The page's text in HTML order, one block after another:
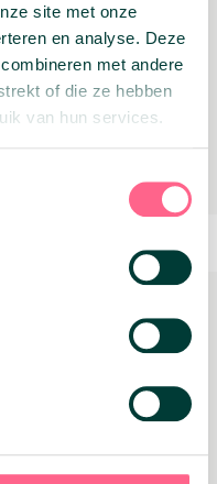
site met onze
en analyse. Deze
met andere
of die ze hebben
van hun services.
wat je
lasten
en vrijblijvend
met een van
Wij verstrekken
een zorgvuldige
Die kun